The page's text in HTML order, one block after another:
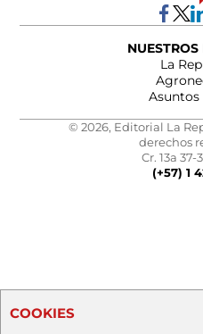
La
Asuntos
© 2026, Editorial La
derechos
Cr. 13a
(+57) 1
COOKIES